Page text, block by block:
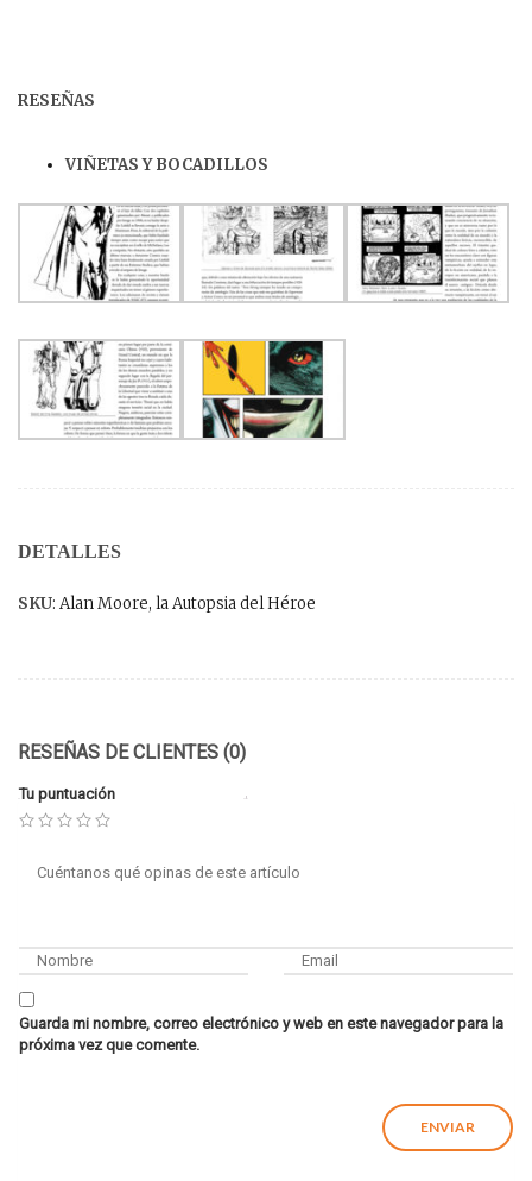
RESEÑAS
VIÑETAS Y BOCADILLOS
DETALLES
SKU: Alan Moore, la Autopsia del Héroe
RESEÑAS DE CLIENTES (0)
Tu puntuación
Guarda mi nombre, correo electrónico y web en este navegador para la
próxima vez que comente.